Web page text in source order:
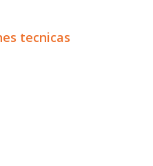
tecnicas